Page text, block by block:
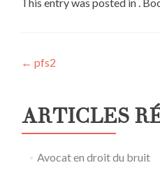
Post
← pfs2
ARTICLES
Avocat en droit du bruit